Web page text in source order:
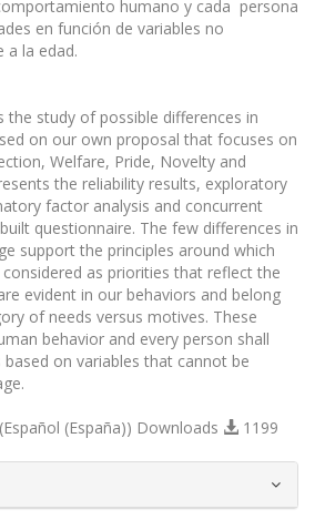
humano y cada persona
en función de variables no
a la edad.
the study of possible differences in
on our own proposal that focuses on
Welfare, Pride, Novelty and
the reliability results, exploratory
factor analysis and concurrent
questionnaire. The few differences in
support the principles around which
as priorities that reflect the
evident in our behaviors and belong
of needs versus motives. These
behavior and every person shall
on variables that cannot be
(España)) Downloads 1199